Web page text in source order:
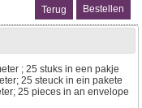
Terug
; 25 stuks in een pakje
25 steuck in ein pakete
25 pieces in an envelope